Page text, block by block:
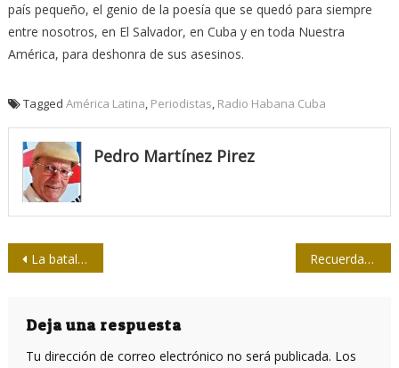
país pequeño, el genio de la poesía que se quedó para siempre
entre nosotros, en El Salvador, en Cuba y en toda Nuestra
América, para deshonra de sus asesinos.
Tagged América Latina, Periodistas, Radio Habana Cuba
Pedro Martínez Pirez
Navegación
entradas
La batalla económica y frente a la COVID-19 en la Cuba actual (II) Recuerdan a Carlos Bastidas, el último periodista asesinado en Cuba
Deja una respuesta
Tu dirección de correo electrónico no será publicada. Los